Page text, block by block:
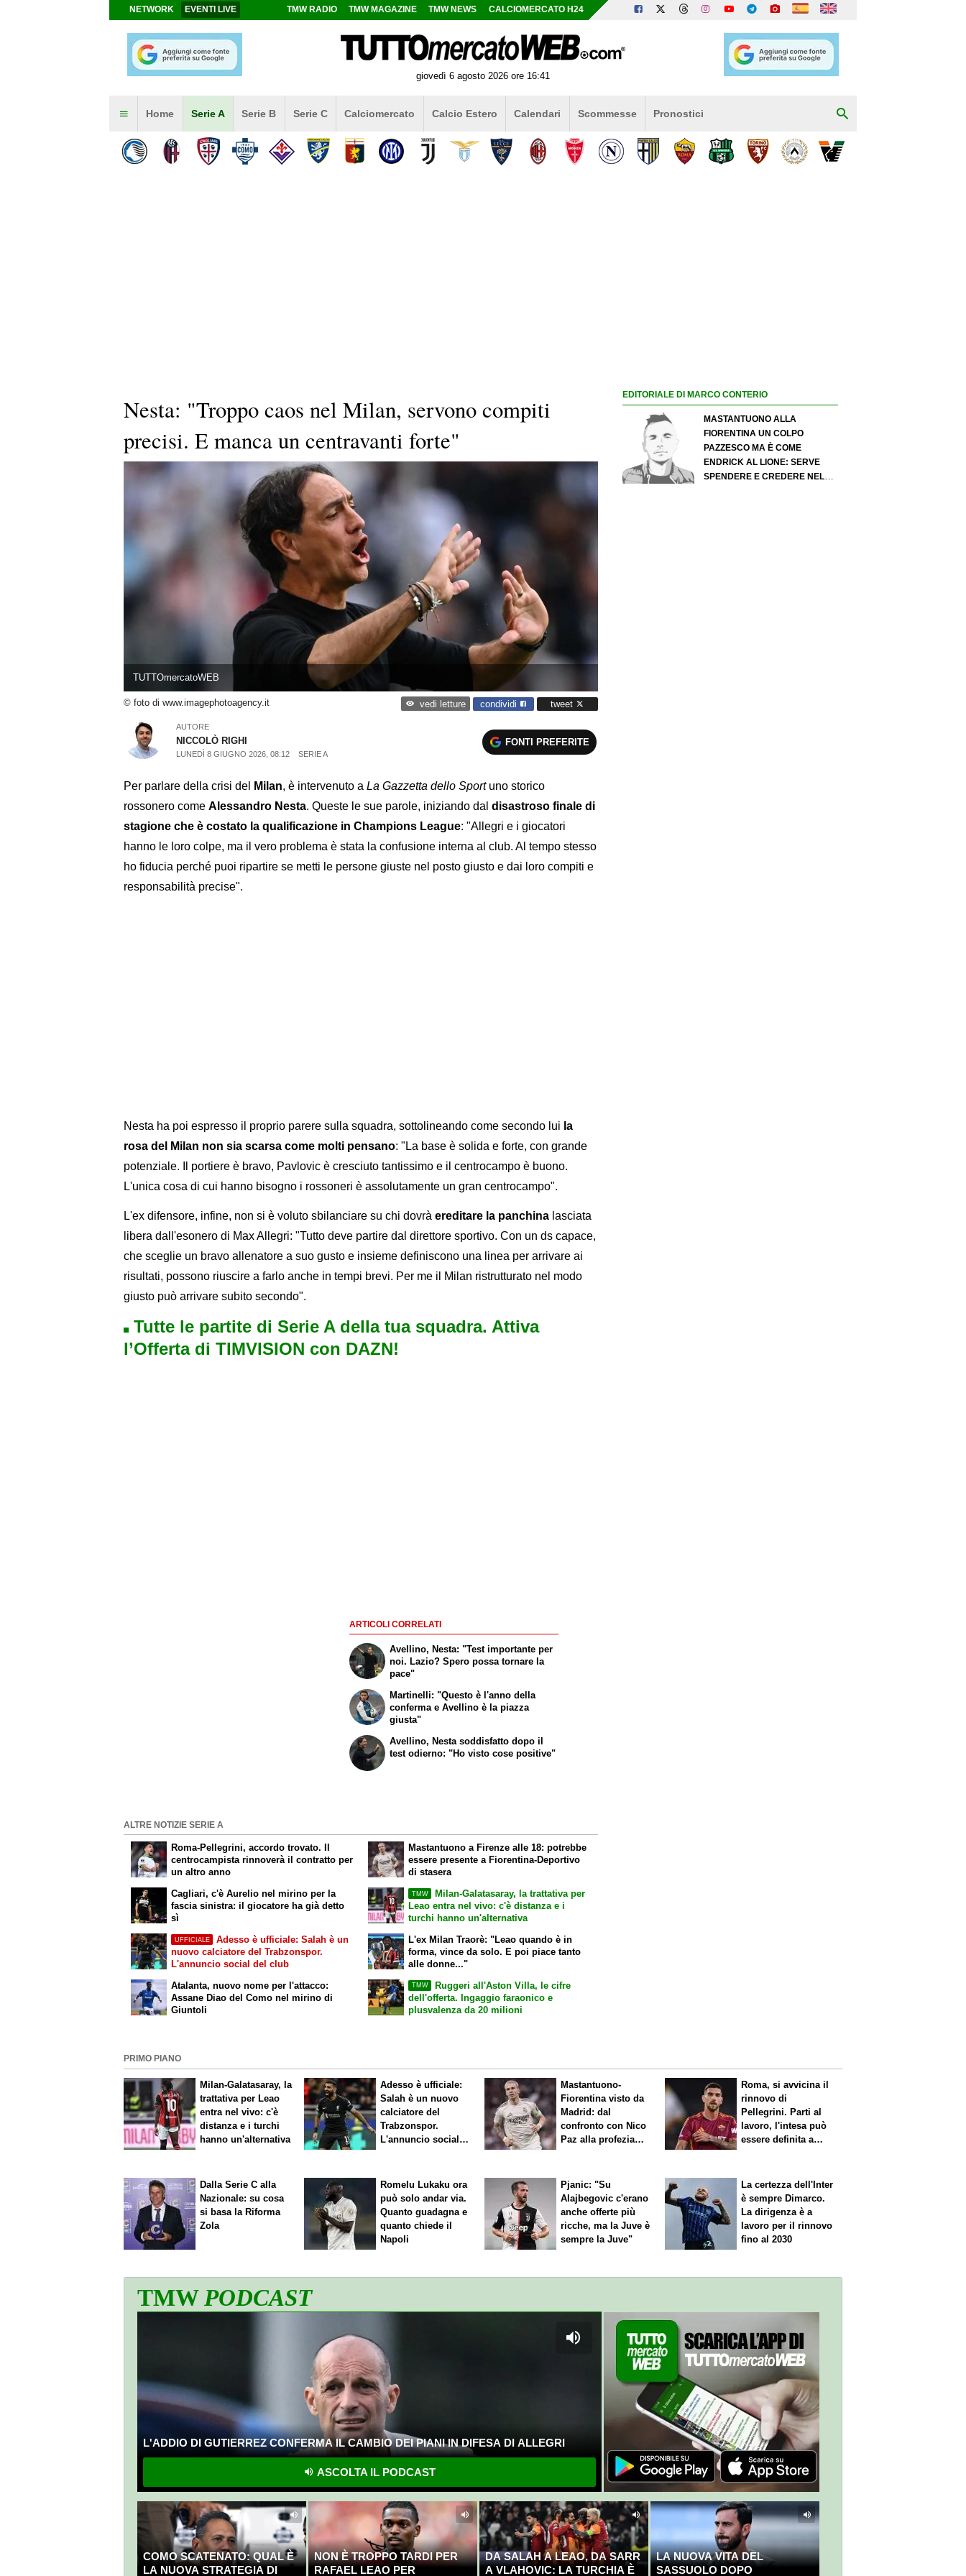
NETWORK EVENTI LIVE TMW RADIO TMW MAGAZINE TMW NEWS CALCIOMERCATO H24
giovedì 6 agosto 2026 ore 16:41
Home Serie A Serie B Serie C Calciomercato Calcio Estero Calendari Scommesse Pronostici
Nesta: "Troppo caos nel Milan, servono compiti
precisi. E manca un centravanti forte"
TUTTOmercatoWEB
© foto di www.imagephotoagency.it vedi letture condividi tweet
AUTORE
NICCOLÒ RIGHI
LUNEDÌ 8 GIUGNO 2026, 08:12 SERIE A
FONTI PREFERITE
Per parlare della crisi del Milan, è intervenuto a La Gazzetta dello Sportuno storico
rossonero come Alessandro Nesta. Queste le sue parole, iniziando dal disastroso finale di
stagione che è costato la qualificazione in Champions League: "Allegri e i giocatori
hanno le loro colpe, ma il vero problema è stata la confusione interna al club. Al tempo stesso
ho fiducia perché puoi ripartire se metti le persone giuste nel posto giusto e dai loro compiti e
responsabilità precise".
Nesta ha poi espresso il proprio parere sulla squadra, sottolineando come secondo lui la
rosa del Milan non sia scarsa come molti pensano: "La base è solida e forte, con grande
potenziale. Il portiere è bravo, Pavlovic è cresciuto tantissimo e il centrocampo è buono.
L'unica cosa di cui hanno bisogno i rossoneri è assolutamente un gran centrocampo".
L'ex difensore, infine, non si è voluto sbilanciare su chi dovrà ereditare la panchina lasciata
libera dall'esonero di Max Allegri: "Tutto deve partire dal direttore sportivo. Con un ds capace,
che sceglie un bravo allenatore a suo gusto e insieme definiscono una linea per arrivare ai
risultati, possono riuscire a farlo anche in tempi brevi. Per me il Milan ristrutturato nel modo
giusto può arrivare subito secondo".
Tutte le partite di Serie A della tua squadra. Attiva
l’Offerta di TIMVISION con DAZN!
ARTICOLI CORRELATI
Avellino, Nesta: "Test importante per
noi. Lazio? Spero possa tornare la
pace"
Martinelli: "Questo è l'anno della
conferma e Avellino è la piazza
giusta"
Avellino, Nesta soddisfatto dopo il
test odierno: "Ho visto cose positive"
ALTRE NOTIZIE SERIE A
Roma-Pellegrini, accordo trovato. Il
centrocampista rinnoverà il contratto per
un altro anno
Cagliari, c'è Aurelio nel mirino per la
fascia sinistra: il giocatore ha già detto
sì
Mastantuono a Firenze alle 18: potrebbe
essere presente a Fiorentina-Deportivo
di stasera
TMW
Milan-Galatasaray, la trattativa per
Leao entra nel vivo: c'è distanza e i
turchi hanno un'alternativa
UFFICIALE
Adesso è ufficiale: Salah è un
nuovo calciatore del Trabzonspor.
L'annuncio social del club
Atalanta, nuovo nome per l'attacco:
Assane Diao del Como nel mirino di
Giuntoli
L'ex Milan Traorè: "Leao quando è in
forma, vince da solo. E poi piace tanto
alle donne..."
TMW
Ruggeri all'Aston Villa, le cifre
dell'offerta. Ingaggio faraonico e
plusvalenza da 20 milioni
EDITORIALE DI MARCO CONTERIO
MASTANTUONO ALLA
FIORENTINA UN COLPO
PAZZESCO MA È COME
ENDRICK AL LIONE: SERVE
SPENDERE E CREDERE NELLO
PRIMO PIANO
Milan-Galatasaray, la
trattativa per Leao
entra nel vivo: c'è
distanza e i turchi
hanno un'alternativa
Adesso è ufficiale:
Salah è un nuovo
calciatore del
Trabzonspor.
L'annuncio social
Mastantuono-
Fiorentina visto da
Madrid: dal
confronto con Nico
Paz alla profezia
Roma, si avvicina il
rinnovo di
Pellegrini. Parti al
lavoro, l'intesa può
essere definita a
Dalla Serie C alla
Nazionale: su cosa
si basa la Riforma
Zola
Romelu Lukaku ora
può solo andar via.
Quanto guadagna e
quanto chiede il
Napoli
Pjanic: "Su
Alajbegovic c'erano
anche offerte più
ricche, ma la Juve è
sempre la Juve"
La certezza dell'Inter
è sempre Dimarco.
La dirigenza è a
lavoro per il rinnovo
fino al 2030
TMWPODCAST
L'ADDIO DI GUTIERREZ CONFERMA IL CAMBIO DEI PIANI IN DIFESA DI ALLEGRI
ASCOLTA IL PODCAST
COMO SCATENATO: QUAL È
LA NUOVA STRATEGIA DI
NON È TROPPO TARDI PER
RAFAEL LEAO PER
DA SALAH A LEAO, DA SARR
A VLAHOVIC: LA TURCHIA È
LA NUOVA VITA DEL
SASSUOLO DOPO